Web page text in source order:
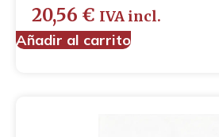
20,56 € IVA incl.
Añadir al carrito